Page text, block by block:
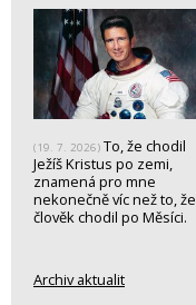
(19. 7. 2026) To, že chodil
Ježíš Kristus po zemi,
znamená pro mne
nekonečně víc než to, že
člověk chodil po Měsíci.
Archiv aktualit